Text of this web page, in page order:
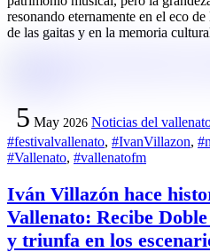
resonando eternamente en el eco
de las gaitas y en la memoria
5 May 2026 Noticias del
#festivalvallenato, #IvanVillazon,
#Vallenato, #vallenatofm
Iván Villazón hace
Vallenato: Recibe
y triunfa en los